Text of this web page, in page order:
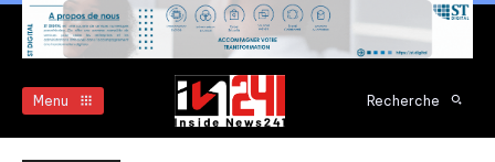
Menu Recherche